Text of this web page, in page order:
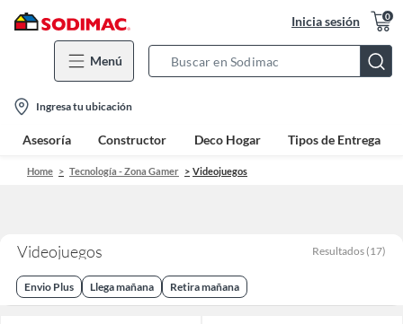
Inicia sesión 0
Menú
Bar
location-
icon
Ingresa tu ubicación
Asesoría Constructor Deco Hogar Tipos de Entrega
Home Tecnología - Zona Gamer Videojuegos
Videojuegos Resultados (17)
Envio Plus Llega mañana Retira mañana